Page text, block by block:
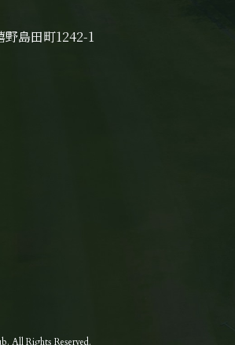
野島田町1242-1
All Rights Reserved.